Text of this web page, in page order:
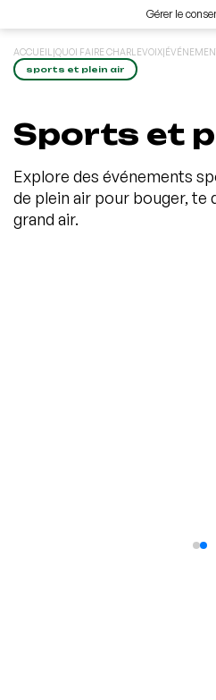
Gérer le
ACCUEIL |QUOI FAIRE CHARLEVOIX|
sports et plein air
Sports et
Explore des événements
de plein air pour bouger, te
grand air.